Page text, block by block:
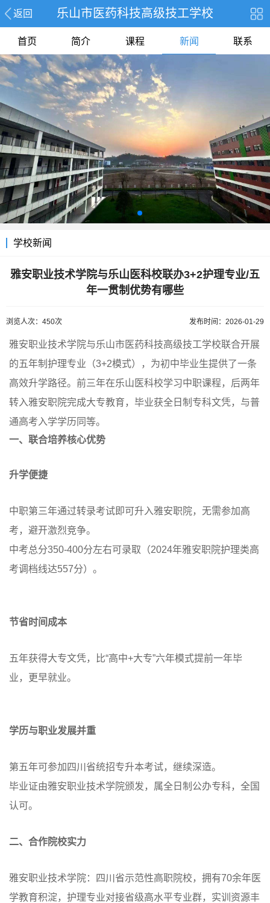
返回 乐山市医药科技高级技工学校
首页 简介 课程 新闻 联系
学校新闻
雅安职业技术学院与乐山医科校联办3+2护理专业/五
年一贯制优势有哪些
浏览人次：450次 发布时间：2026-01-29
雅安职业技术学院与乐山市医药科技高级技工学校联合开展
的五年制护理专业（3+2模式），为初中毕业生提供了一条
高效升学路径。前三年在乐山医科校学习中职课程，后两年
转入雅安职院完成大专教育，毕业获全日制专科文凭，与普
通高考入学学历同等。
一、联合培养核心优势
升学便捷
中职第三年通过转录考试即可升入雅安职院，无需参加高
考，避开激烈竞争。
中考总分350-400分左右可录取（2024年雅安职院护理类高
考调档线达557分）。
节省时间成本
五年获得大专文凭，比“高中+大专”六年模式提前一年毕
业，更早就业。
学历与职业发展并重
第五年可参加四川省统招专升本考试，继续深造。
毕业证由雅安职业技术学院颁发，属全日制公办专科，全国
认可。
二、合作院校实力
雅安职业技术学院：四川省示范性高职院校，拥有70余年医
学教育积淀，护理专业对接省级高水平专业群，实训资源丰